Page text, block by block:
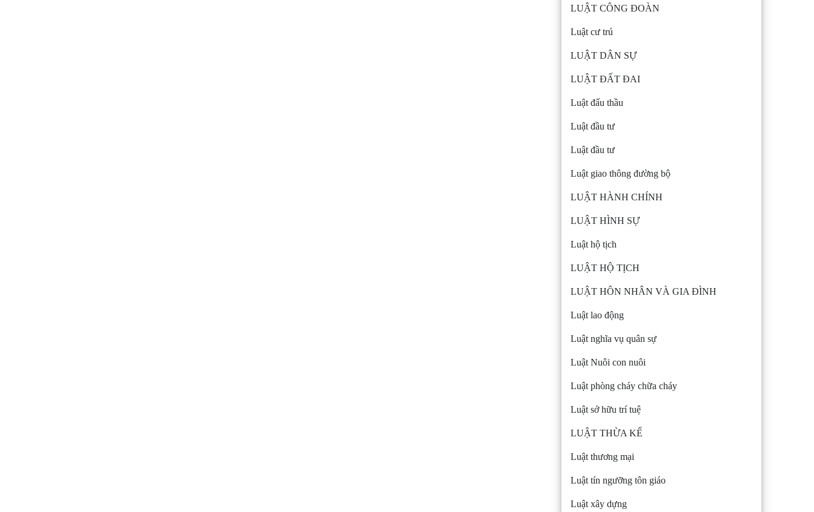
LUẬT CÔNG ĐOÀN
Luật cư trú
LUẬT DÂN SỰ
LUẬT ĐẤT ĐAI
Luật đấu thầu
Luật đầu tư
Luật đầu tư
Luật giao thông đường bộ
LUẬT HÀNH CHÍNH
LUẬT HÌNH SỰ
Luật hộ tịch
LUẬT HỘ TỊCH
LUẬT HÔN NHÂN VÀ GIA ĐÌNH
Luật lao động
Luật nghĩa vụ quân sự
Luật Nuôi con nuôi
Luật phòng cháy chữa cháy
Luật sở hữu trí tuệ
LUẬT THỪA KẾ
Luật thương mại
Luật tín ngưỡng tôn giáo
Luật xây dựng